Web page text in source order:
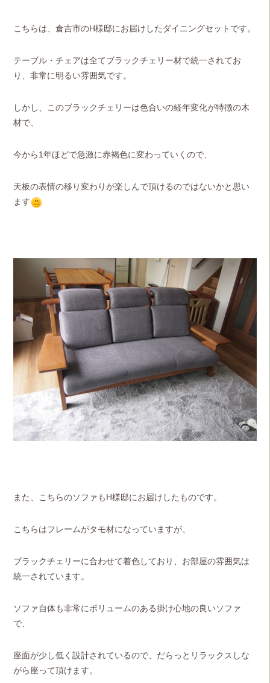
こちらは、倉吉市のH様邸にお届けしたダイニングセットです。
テーブル・チェアは全てブラックチェリー材で統一されてお
り、非常に明るい雰囲気です。
しかし、このブラックチェリーは色合いの経年変化が特徴の木
材で、
今から1年ほどで急激に赤褐色に変わっていくので、
天板の表情の移り変わりが楽しんで頂けるのではないかと思い
ます
また、こちらのソファもH様邸にお届けしたものです。
こちらはフレームがタモ材になっていますが、
ブラックチェリーに合わせて着色しており、お部屋の雰囲気は
統一されています。
ソファ自体も非常にボリュームのある掛け心地の良いソファ
で、
座面が少し低く設計されているので、だらっとリラックスしな
がら座って頂けます。